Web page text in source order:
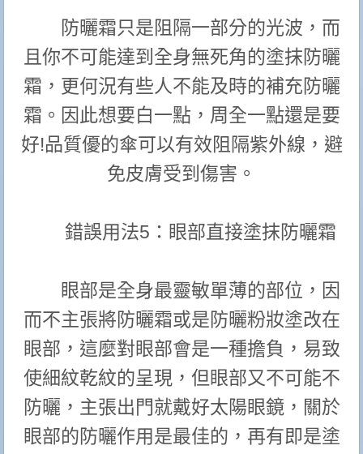
防曬霜只是阻隔一部分的光波，而
且你不可能達到全身無死角的塗抹防曬
霜，更何況有些人不能及時的補充防曬
霜。因此想要白一點，周全一點還是要
好!品質優的傘可以有效阻隔紫外線，避
免皮膚受到傷害。
錯誤用法5：眼部直接塗抹防曬霜
眼部是全身最靈敏單薄的部位，因
而不主張將防曬霜或是防曬粉妝塗改在
眼部，這麼對眼部會是一種擔負，易致
使細紋乾紋的呈現，但眼部又不可能不
防曬，主張出門就戴好太陽眼鏡，關於
眼部的防曬作用是最佳的，再有即是塗